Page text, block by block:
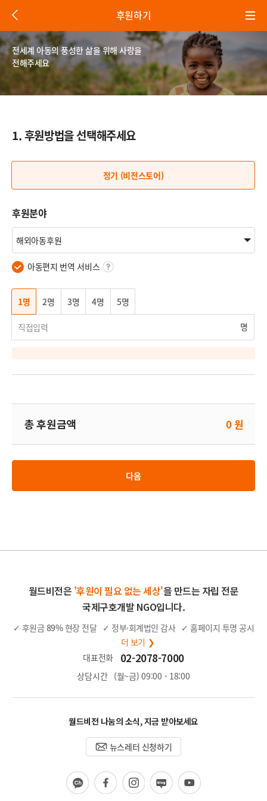
후원하기
가
기전세계 아동의 풍성한 삶을 위해 사랑을
전해주세요
1. 후원방법을 선택해주세요
정기 (비전스토어)
후원분야
아동편지 번역 서비스 툴
팁
버
튼
1명 2명 3명 4명 5명
명
총 후원금액 0 원
다음
월드비전은 '후원이 필요 없는 세상'을 만드는 자립 전문
국제구호개발 NGO입니다.
✓ 후원금 89%현장 전달 ✓ 정부·회계법인 감사 ✓ 홈페이지 투명 공시
더 보기 ❯
대표전화
02-2078-7000
상담시간 (월~금) 09:00 - 18:00
월드비전 나눔의 소식, 지금 받아보세요
뉴스레터 신청하기
카
카
페
이
인
스
블
로
유
튜